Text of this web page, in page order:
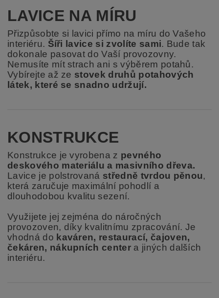
LAVICE NA MÍRU
Přizpůsobte si lavici přímo na míru do Vašeho
interiéru. Šíři lavice si zvolíte sami. Bude tak
dokonale pasovat do Vaší provozovny.
Nemusíte mít strach ani s výběrem potahů.
Vybírejte až ze stovek druhů potahových
látek, které se snadno udržují.
KONSTRUKCE
Konstrukce je vyrobena z pevného
deskového materiálu a masivního dřeva.
Lavice je polstrovaná středně tvrdou pěnou,
která zaručuje maximální pohodlí a
dlouhodobou kvalitu sezení.
Využijete jej zejména do náročných
provozoven, díky kvalitnímu zpracování. Je
vhodná do kaváren, restaurací, čajoven,
čekáren, nákupních center a jiných dalších
interiéru.